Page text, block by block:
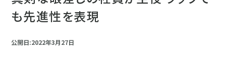
も先進性を表現
公開日:2022年3月27日